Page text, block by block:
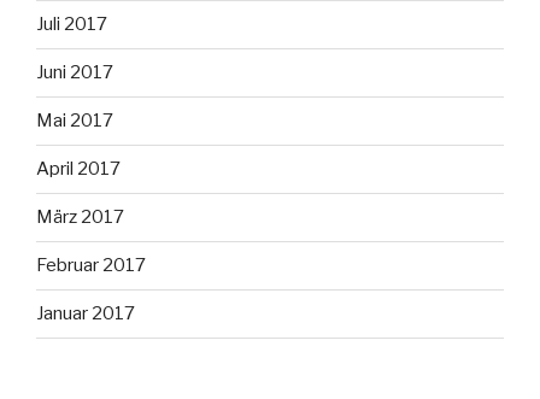
Juli 2017
Juni 2017
Mai 2017
April 2017
März 2017
Februar 2017
Januar 2017